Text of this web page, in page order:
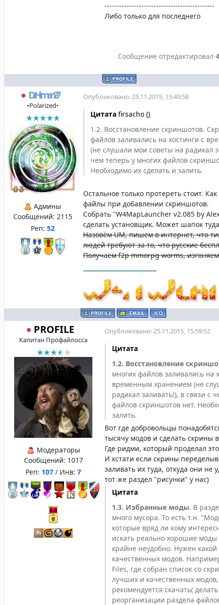
---------------------------------------------
Либо только для последнего
Сообщение отредактировал
DrHitman27
•Polarized•
Админы
Сообщений: 2115
Реп: 52
Опубликовано: 25.11.2015, 15:49:58
Цитата firsacho ()
1.2. Восстановление скриншотов.
файлов заливались на хостинги с
(не слушали мои советы на радикал
чем теперь у многих файлов
Необходимо их сделать и залить.
Остальное только протереть стоит.
файлы при добавлении скриншотов.
Собрать "W4MapLauncher v2.085 by
сделать установщик. Может шапок
Назовём UM, пишем в интернет, что
людей требуют за то, что русские
Получаем f2p mmorpg worms, изгоняем
PROFILE
Капитан Профайлосса
Модераторы
Сообщений: 1017
Реп: 107 / Инв: 7
Опубликовано: 25.11.2015, 15:59:52
Цитата
1.2. Восстановление
многих файлов заливались на
временным хранением (не
радикал заливать!), в связи с
файлов скриншотов нет.
залить.
Вот где добровольцы
тысячу модов и сделать скрины
Где ридми, который проделал
И кстати если скрины
заливать их туда, откуда они не
тот же раздел "рисунки" у нас)
Цитата
1.3. Избранные моды. В
много мусора. То есть т.н.
которые вряд ли кому
искать реально хорошие моды
крайне неудобно. Нужен какой
качественных модов.
Files, где собран список со
лучших и качественных
рекомендуется скачать(
реорганизации раздела